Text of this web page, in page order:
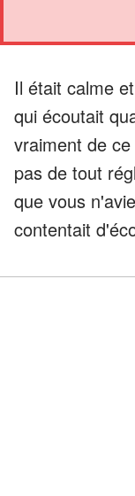
Il était calme
qui écoutait
vraiment de
pas de tout
que vous
contentait